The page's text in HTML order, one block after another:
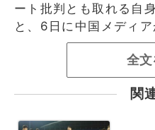
ート批判とも取れる自
と、6日に中国メディア
全
関